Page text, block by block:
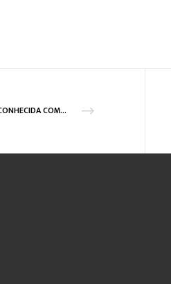
GLN RECONHECIDA COMO “RAINHA DOS MOLDES” DO MUNDO AUTOMÓVEL